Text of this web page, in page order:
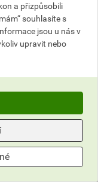
který je z
v několika
dostupné
žlabů apod.
ceníkové ceny
a přizpůsobili
souhlasíte s
jsou u nás v
upravit nebo